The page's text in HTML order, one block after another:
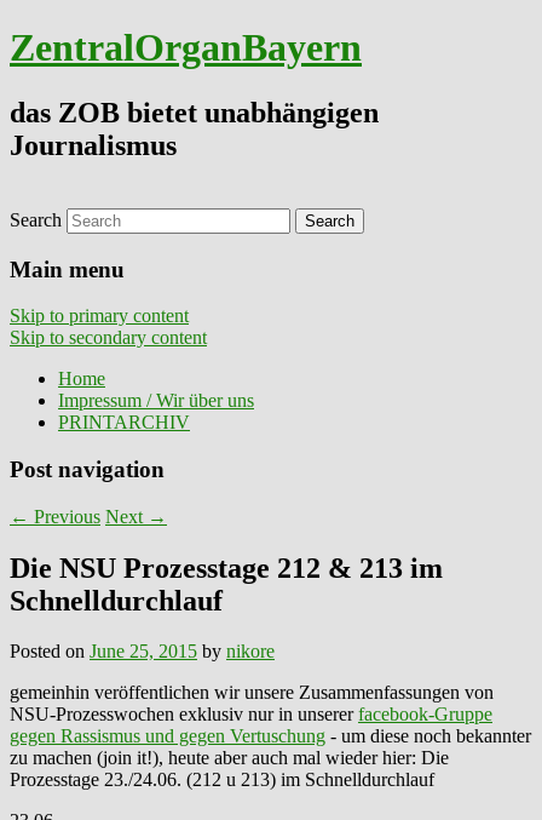
ZentralOrganBayern
das ZOB bietet unabhängigen
Journalismus
Search
Main menu
Skip to primary content
Skip to secondary content
Home
Impressum / Wir über uns
PRINTARCHIV
Post navigation
← Previous Next →
Die NSU Prozesstage 212 & 213 im
Schnelldurchlauf
Posted on June 25, 2015 by nikore
gemeinhin veröffentlichen wir unsere Zusammenfassungen von
NSU-Prozesswochen exklusiv nur in unsererfacebook-Gruppe
gegen Rassismus und gegen Vertuschung - um diese noch bekannter
zu machen (join it!), heute aber auch mal wieder hier: Die
Prozesstage 23./24.06. (212 u 213) im Schnelldurchlauf